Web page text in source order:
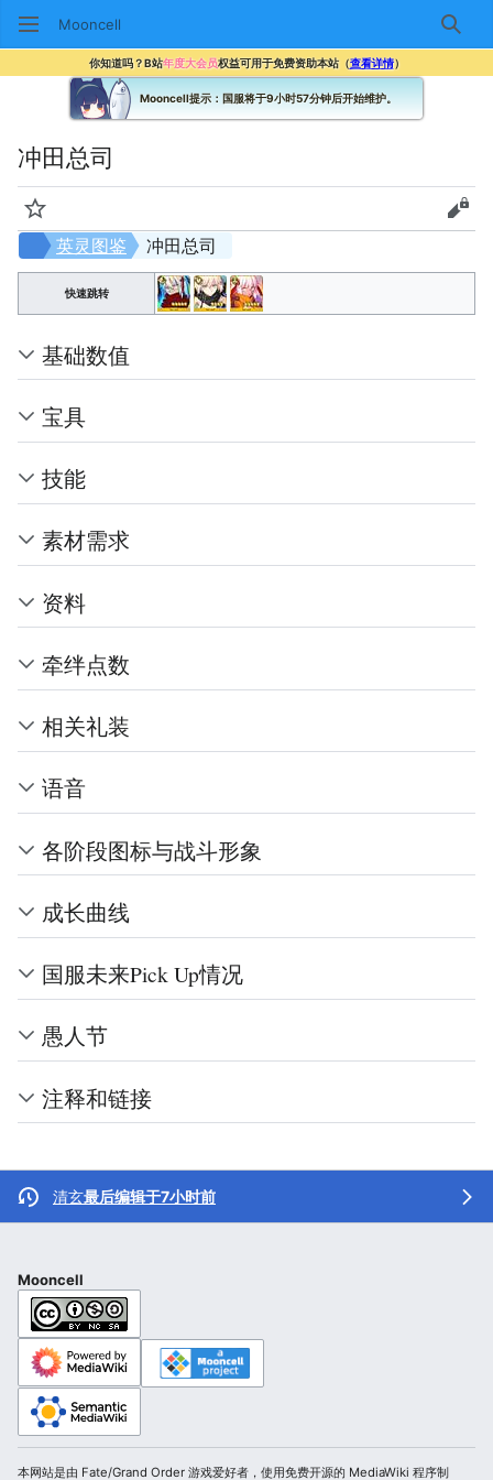
Mooncell 搜索
你知道吗？B站年度大会员权益可用于免费资助本站（查看详情）
Mooncell提示：国服将于9小时57分钟后开始维护。
冲田总司
监视 查看
冲田总司
英灵图鉴
快速跳转
基础数值
宝具
技能
素材需求
资料
牵绊点数
相关礼装
语音
各阶段图标与战斗形象
成长曲线
国服未来Pick Up情况
愚人节
注释和链接
清玄最后编辑于7小时前
Mooncell
本网站是由 Fate/Grand Order 游戏爱好者，使用免费开源的 MediaWiki 程序制